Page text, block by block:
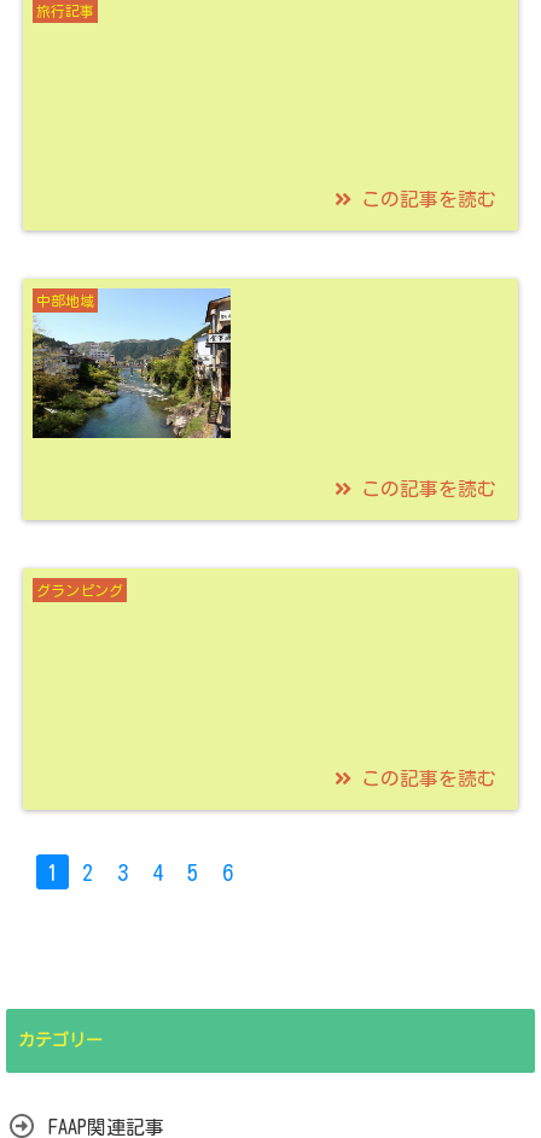
った宿場町！厳しい峠
旅行記事
木曽最北端の宿場町
贄川宿を紹介！木曽の
門番の関所とは！？
この記事を読む
中部地域
郡上八幡は清流の流れ
る城下町！この穴場駐
この記事を読む
グランピング
天浜線で鉄印ゲットし
グランピングに宿泊！
この記事を読む
1 2 3 4 5 6
カテゴリー
FAAP関連記事